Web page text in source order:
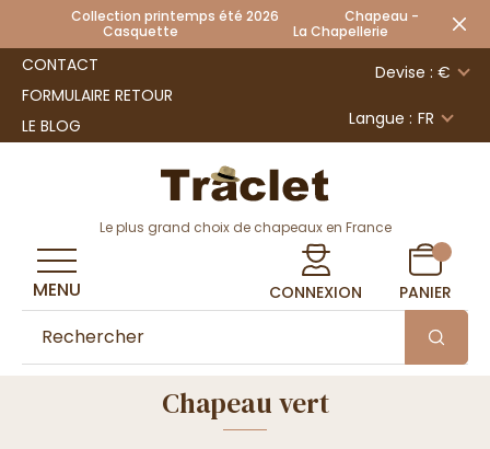
Collection printemps été 2026 Chapeau -
Casquette La Chapellerie
CONTACT
FORMULAIRE RETOUR
LE BLOG
Devise : €
Langue : FR
Le plus grand choix de chapeaux en France
CONNEXION PANIER
MENU
Chapeau vert